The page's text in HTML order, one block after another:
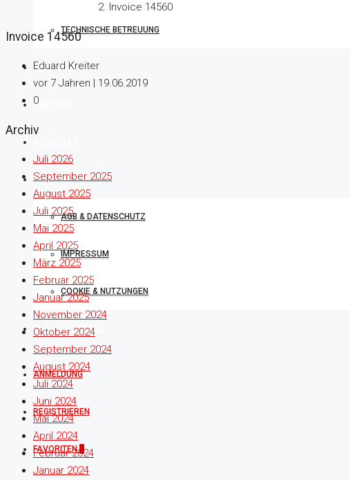
TECHNISCHE BETREUUNG
IMMOBILIEN
ÜBER UNS
RECHTLICHES
AGB & DATENSCHUTZ
IMPRESSUM
COOKIE & NUTZUNGEN
SERVICE-PORTAL
ANMELDUNG
REGISTRIEREN
FAVORITEN
Invoice 14560
Invoice 14560
Eduard Kreiter
vor 7 Jahren | 19.06.2019
0
Archiv
Juli 2026
September 2025
August 2025
Juli 2025
Mai 2025
April 2025
März 2025
Februar 2025
Januar 2025
November 2024
Oktober 2024
September 2024
August 2024
Juli 2024
Juni 2024
Mai 2024
April 2024
Februar 2024
Januar 2024